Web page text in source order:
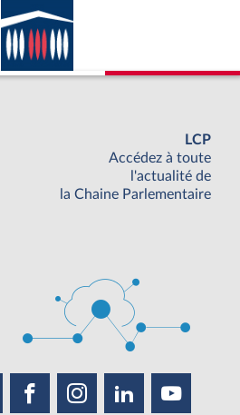
LCP
Accédez à toute
l'actualité de
la Chaine Parlementaire